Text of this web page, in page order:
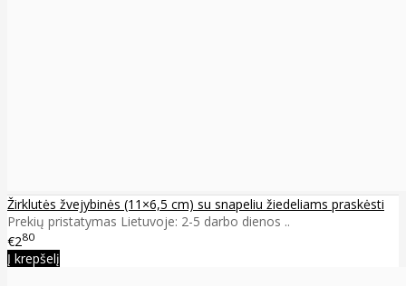
Žirklutės žvejybinės (11×6,5 cm) su snapeliu žiedeliams praskėsti
Prekių pristatymas Lietuvoje: 2-5 darbo dienos ..
€280
Į krepšelį